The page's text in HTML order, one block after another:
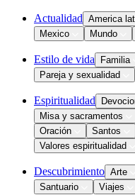
Actualidad America
Mexico
Mundo
Estilo de vida Familia
Pareja y sexualidad
Espiritualidad
Misa y sacramentos
Oración
Santos
Valores espiritualidad
Descubrimiento Arte
Santuario
Viajes